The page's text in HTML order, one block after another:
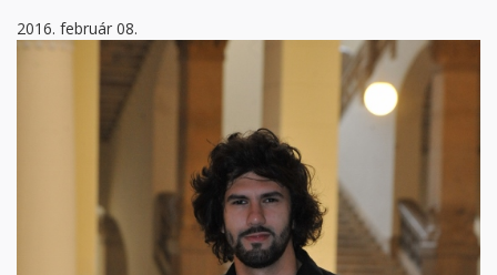
2016. február 08.